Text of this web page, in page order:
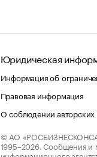
Юридическая
Информация об
Правовая информация
О соблюдении авторских
© АО
1995–2026. Сообщения и